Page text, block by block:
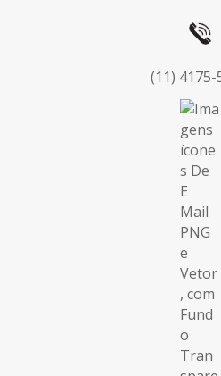
(11) 4175-